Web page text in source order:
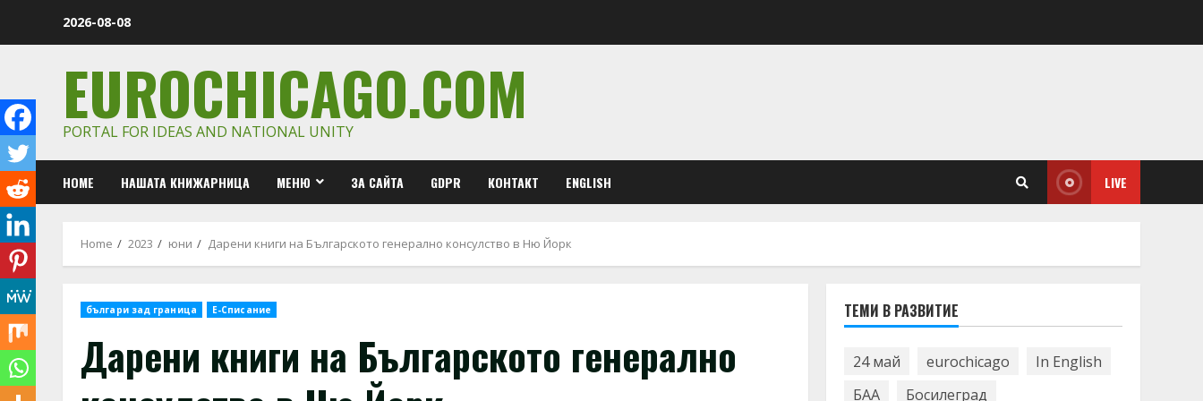
2026-08-08
EUROCHICAGO.COM
PORTAL FOR IDEAS AND NATIONAL UNITY
HOME НАШАТА КНИЖАРНИЦА МЕНЮ ЗА САЙТА GDPR КОНТАКТ ENGLISH LIVE
Home 2023 юни Дарени книги на Българското генерално консулство в Ню Йорк
българи зад граница Е-Списание
Дарени книги на Българското генерално
ТЕМИ В РАЗВИТИЕ
24 май eurochicago
In English
БАА
Босилеград